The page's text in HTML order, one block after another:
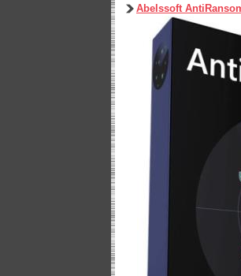
Abelssoft